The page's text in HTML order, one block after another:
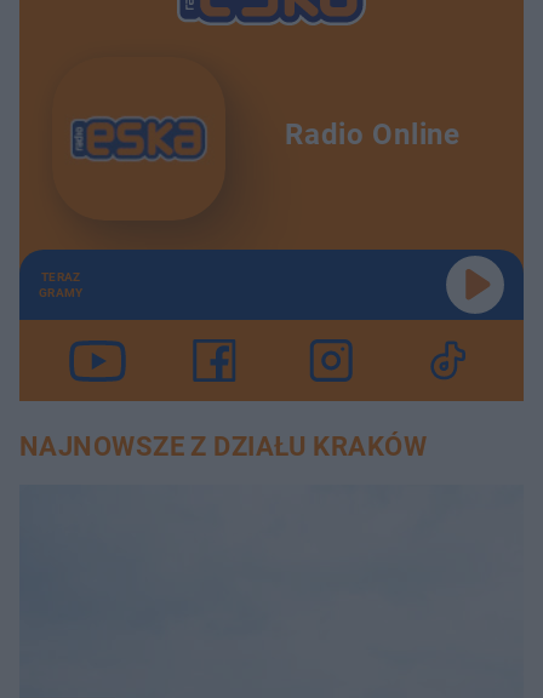
Radio Online
TERAZ
GRAMY
NAJNOWSZE Z DZIAŁU KRAKÓW